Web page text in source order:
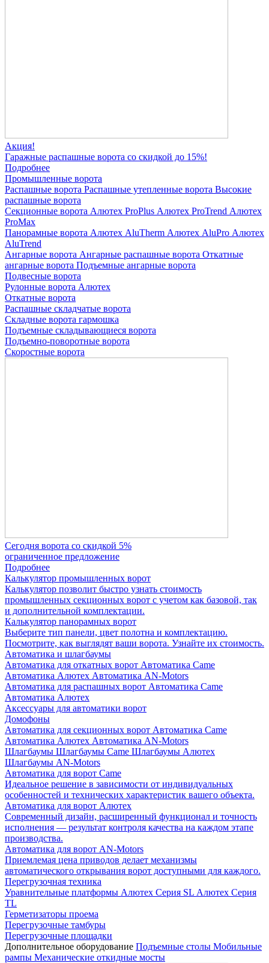
Акция!
Гаражные распашные ворота со скидкой до 15%!
Подробнее
Промышленные ворота
Распашные ворота Распашные утепленные ворота Высокие
распашные ворота
Секционные ворота Алютех ProPlus Алютех ProTrend Алютех
ProMax
Панорамные ворота Алютех AluTherm Алютех AluPro Алютех
AluTrend
Ангарные ворота Ангарные распашные ворота Откатные
ангарные ворота Подъемные ангарные ворота
Подвесные ворота
Рулонные ворота Алютех
Откатные ворота
Распашные складчатые ворота
Складные ворота гармошка
Подъемные складывающиеся ворота
Подъемно-поворотные ворота
Скоростные ворота
Сегодня ворота со скидкой 5%
ограниченное предложение
Подробнее
Калькулятор промышленных ворот
Калькулятор позволит быстро узнать стоимость
промышленных секционных ворот с учетом как базовой, так
и дополнительной комплектации.
Калькулятор панорамных ворот
Выберите тип панели, цвет полотна и комплектацию.
Посмотрите, как выглядят ваши ворота. Узнайте их стоимость.
Автоматика и шлагбаумы
Автоматика для откатных ворот Автоматика Came
Автоматика Алютех Автоматика AN-Motors
Автоматика для распашных ворот Автоматика Came
Автоматика Алютех
Аксессуары для автоматики ворот
Домофоны
Автоматика для секционных ворот Автоматика Came
Автоматика Алютех Автоматика AN-Motors
Шлагбаумы Шлагбаумы Came Шлагбаумы Алютех
Шлагбаумы AN-Motors
Автоматика для ворот Came
Идеальное решение в зависимости от индивидуальных
особенностей и технических характеристик вашего объекта.
Автоматика для ворот Алютех
Современный дизайн, расширенный функционал и точность
исполнения — результат контроля качества на каждом этапе
производства.
Автоматика для ворот AN-Motors
Приемлемая цена приводов делает механизмы
автоматического открывания ворот доступными для каждого.
Перегрузочная техника
Уравнительные платформы Алютех Серия SL Алютех Серия
TL
Герметизаторы проема
Перегрузочные тамбуры
Перегрузочные площадки
Дополнительное оборудование Подъемные столы Мобильные
рампы Механические откидные мосты